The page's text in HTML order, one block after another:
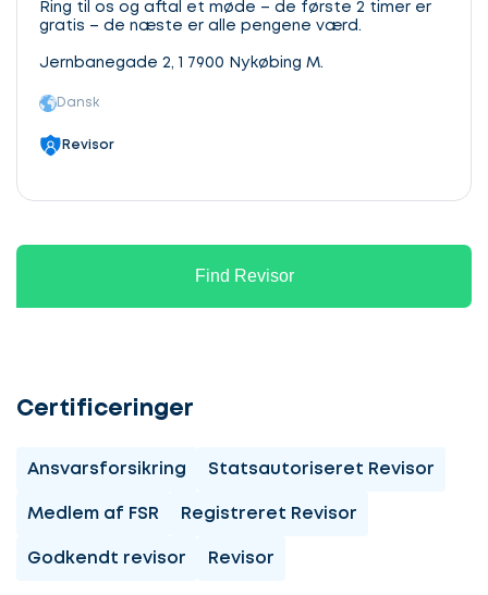
Ring til os og aftal et møde – de første 2 timer er
gratis – de næste er alle pengene værd.
Jernbanegade 2, 1 7900 Nykøbing M.
Dansk
Revisor
Find Revisor
Certificeringer
Ansvarsforsikring Statsautoriseret Revisor
Medlem af FSR Registreret Revisor
Godkendt revisor Revisor